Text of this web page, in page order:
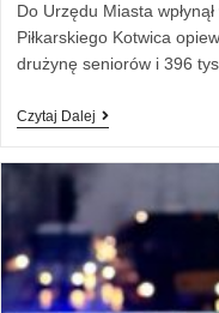
Do Urzędu Miasta
Piłkarskiego Kotwica
drużynę seniorów i 396
Czytaj Dalej